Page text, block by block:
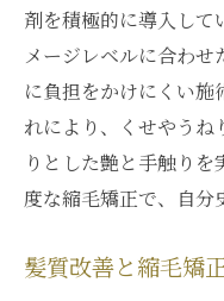
縮毛矯正なら自
縮毛矯正で
銀座流の髪
艶髪を維持
縮毛矯正で
美しいストレー
剤を積極的に導入して
メージレベルに合わ
に負担をかけにくい施
れにより、くせやうね
りとした艶と手触り
度な縮毛矯正で、自分
髪質改善と縮毛矯